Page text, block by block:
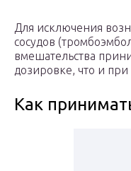
Для исключения
сосудов
вмешательства
дозировке, что и
Как